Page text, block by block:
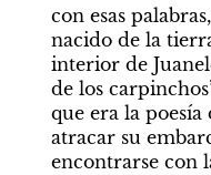
con esas
nacido de la
interior de
de los
que era la
atracar su
encontrarse con